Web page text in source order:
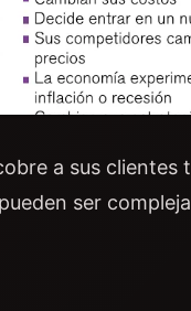
a sus clientes
ser